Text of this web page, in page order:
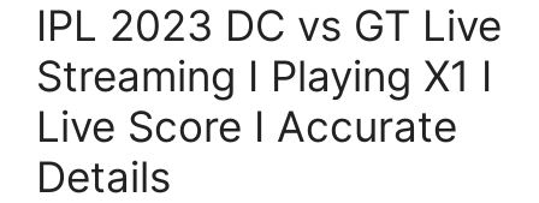
IPL 2023 DC vs GT Live
Streaming I Playing X1 I
Live Score I Accurate
Details